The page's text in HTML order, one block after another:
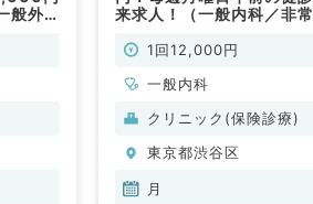
般外
来求人！（一般内科／非常
1回12,000円
一般内科
クリニック(保険診療)
東京都渋谷区
月